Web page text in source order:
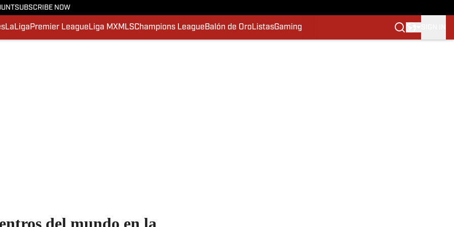
SUBSCRIBE NOW
LaLiga Premier League Liga MXMLSChampions League Balón de Oro ListasGaming